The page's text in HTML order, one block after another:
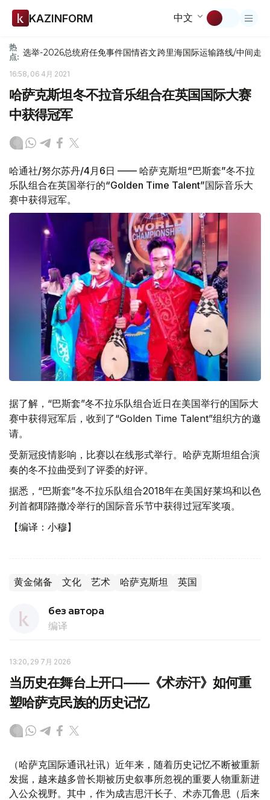
KAZINFORM 中文
热
点: 选举-2026总统府任免事件国情咨文跨里海国际运输路线/中间走廊
16:58, 06 4月 2021
哈萨克斯坦冬不拉音乐组合在英国国际大赛
中获得冠军
哈通社/努尔苏丹/4月6日 —— 哈萨克斯坦“巴斯套”冬不拉
乐队组合在英国举行的“Golden Time Talent”国际音乐大
赛中获得冠军。
据了解，“巴斯套”冬不拉乐队组合近日在美国举行的国际大
赛中获得冠军后，收到了“Golden Time Talent”组织方的邀
请。
受新冠疫情影响，比赛以在线形式举行。哈萨克斯坦组合演
奏的冬不拉曲受到了评委的好评。
据悉，“巴斯套”冬不拉乐队组合2018年在美国好莱坞和以色
列首都耶路撒冷举行的国际音乐节中获得过冠军奖项。
【编译：小穆】
黄金储备 文化 艺术 哈萨克斯坦 英国
без автора
编译
13:20, 29 7月 2026
当历史在舞台上开口——《术赤汗》如何重
塑哈萨克民族的历史记忆
（哈萨克国际通讯社讯）近年来，随着历史记忆不断被重新
发掘，越来越多曾长期被历史叙事所忽视的重要人物重新进
入公众视野。其中，作为成吉思汗长子、术赤兀鲁思（后来